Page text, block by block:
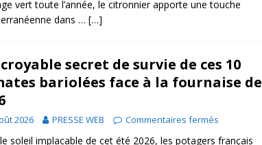
vert toute l’année, le citronnier apporte une touche
dans … […]
secret de survie de ces 10
bariolées face à la fournaise de
2026 PRESSE WEB Commentaires fermés
soleil implacable de cet été 2026, les potagers français